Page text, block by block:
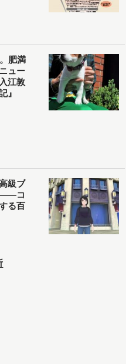
肥満
ュー
江敦
』
級ブ
――コ
る百